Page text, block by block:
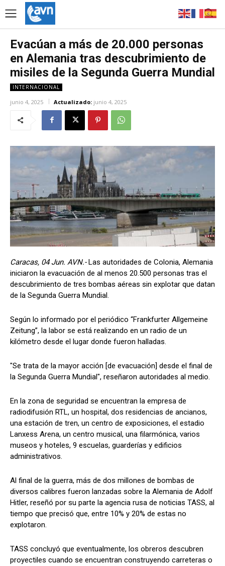
Evacúan a más de 20.000 personas
en Alemania tras descubrimiento de
misiles de la Segunda Guerra Mundial
INTERNACIONAL
junio 4, 2025 Actualizado: junio 4, 2025
Caracas, 04 Jun. AVN.-Las autoridades de Colonia, Alemania
iniciaron la evacuación de al menos 20.500 personas tras el
descubrimiento de tres bombas aéreas sin explotar que datan
de la Segunda Guerra Mundial.
Según lo informado por el periódico “Frankfurter Allgemeine
Zeitung”, la labor se está realizando en un radio de un
kilómetro desde el lugar donde fueron halladas.
"Se trata de la mayor acción [de evacuación] desde el final de
la Segunda Guerra Mundial", reseñaron autoridades al medio.
En la zona de seguridad se encuentran la empresa de
radiodifusión RTL, un hospital, dos residencias de ancianos,
una estación de tren, un centro de exposiciones, el estadio
Lanxess Arena, un centro musical, una filarmónica, varios
museos y hoteles, 9 escuelas, guarderías y edificios
administrativos.
Al final de la guerra, más de dos millones de bombas de
diversos calibres fueron lanzadas sobre la Alemania de Adolf
Hitler, reseñó por su parte la agencia rusa de noticias TASS, al
tiempo que precisó que, entre 10% y 20% de estas no
explotaron.
TASS concluyó que eventualmente, los obreros descubren
proyectiles cuando se encuentran construyendo carreteras o